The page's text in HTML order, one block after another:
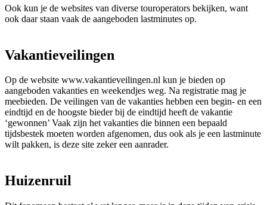
Ook kun je de websites van diverse touroperators bekijken, want
ook daar staan vaak de aangeboden lastminutes op.
Vakantieveilingen
Op de website www.vakantieveilingen.nl kun je bieden op
aangeboden vakanties en weekendjes weg. Na registratie mag je
meebieden. De veilingen van de vakanties hebben een begin- en een
eindtijd en de hoogste bieder bij de eindtijd heeft de vakantie
‘gewonnen’ Vaak zijn het vakanties die binnen een bepaald
tijdsbestek moeten worden afgenomen, dus ook als je een lastminute
wilt pakken, is deze site zeker een aanrader.
Huizenruil